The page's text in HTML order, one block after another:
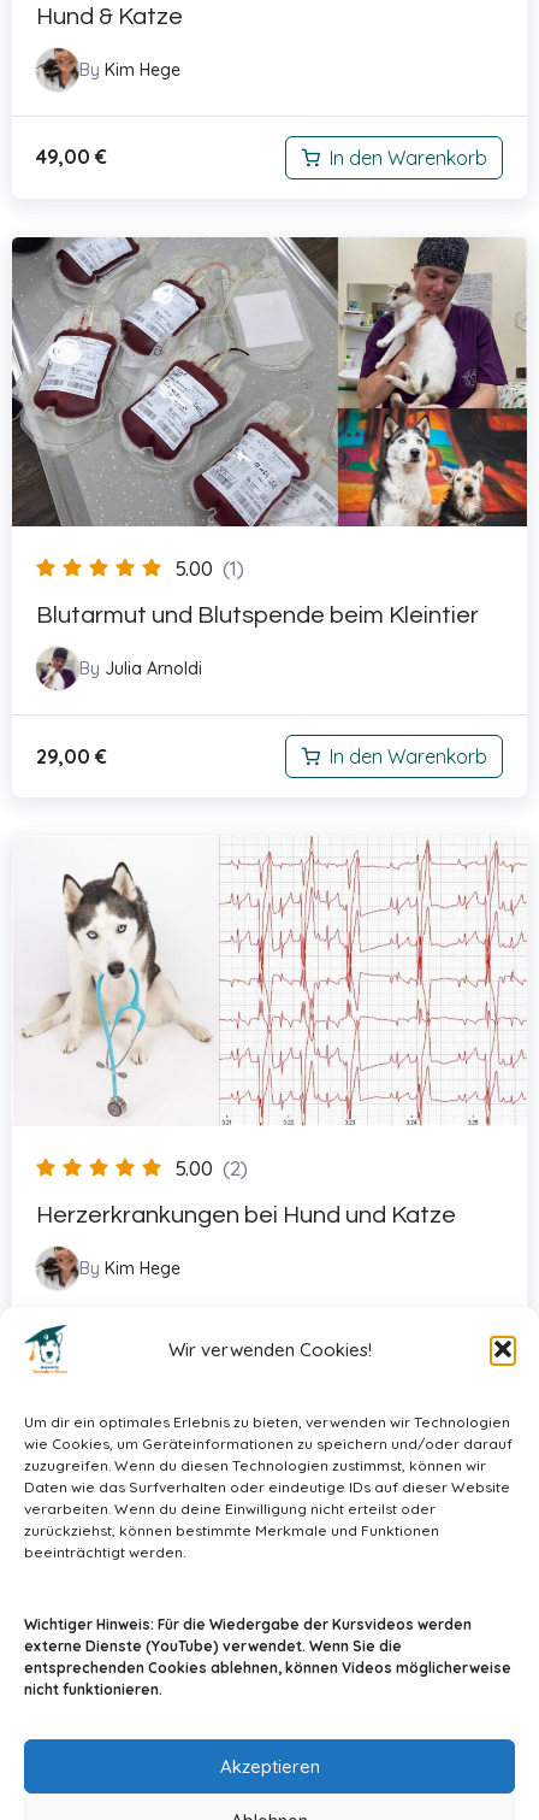
Wir verwenden Cookies!
Um dir ein optimales Erlebnis zu bieten, verwenden wir Technologien
wie Cookies, um Geräteinformationen zu speichern und/oder darauf
zuzugreifen. Wenn du diesen Technologien zustimmst, können wir
Daten wie das Surfverhalten oder eindeutige IDs auf dieser Website
verarbeiten. Wenn du deine Einwilligung nicht erteilst oder
zurückziehst, können bestimmte Merkmale und Funktionen
beeinträchtigt werden.
Wichtiger Hinweis: Für die Wiedergabe der Kursvideos werden
externe Dienste (YouTube) verwendet. Wenn Sie die
entsprechenden Cookies ablehnen, können Videos möglicherweise
nicht funktionieren.
Akzeptieren
Hund & Katze
By Kim Hege
49,00 € In den Warenkorb
5.00 (1)
Blutarmut und Blutspende beim Kleintier
By Julia Arnoldi
29,00 € In den Warenkorb
5.00 (2)
Herzerkrankungen bei Hund und Katze
By Kim Hege
49,00 In den Warenkorb
info@tiermedizin-wissen.de